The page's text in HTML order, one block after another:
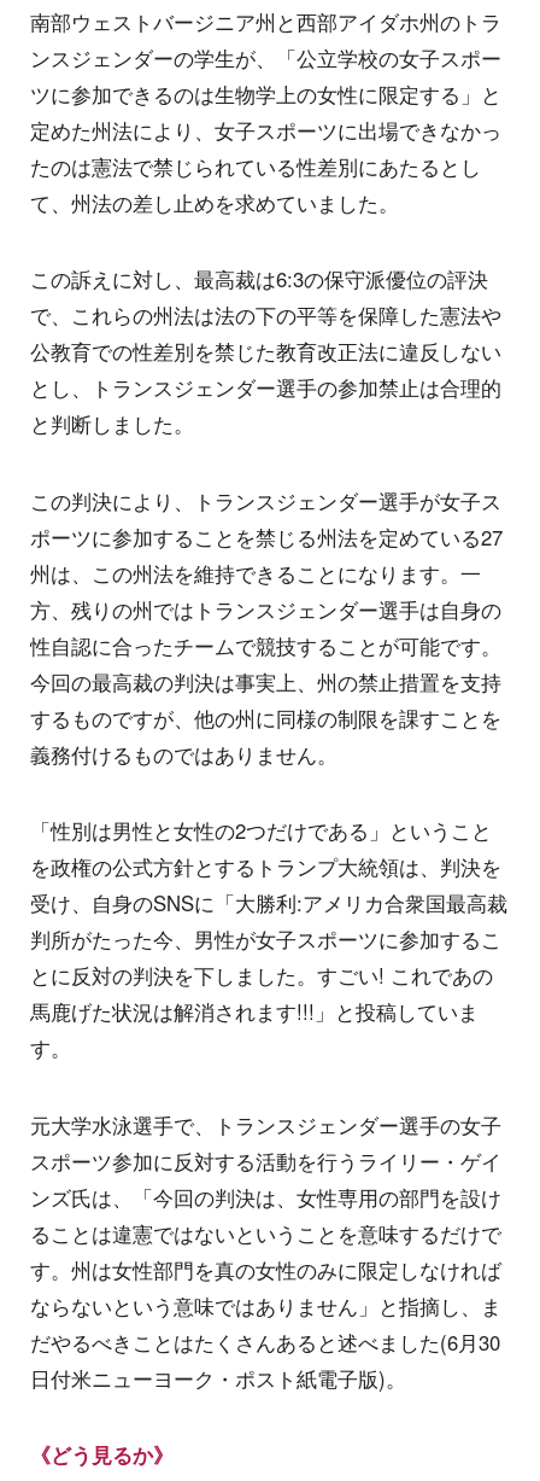
南部ウェストバージニア州と西部アイダホ州のトラ
ンスジェンダーの学生が、「公立学校の女子スポー
ツに参加できるのは生物学上の女性に限定する」と
定めた州法により、女子スポーツに出場できなかっ
たのは憲法で禁じられている性差別にあたるとし
て、州法の差し止めを求めていました。
この訴えに対し、最高裁は6:3の保守派優位の評決
で、これらの州法は法の下の平等を保障した憲法や
公教育での性差別を禁じた教育改正法に違反しない
とし、トランスジェンダー選手の参加禁止は合理的
と判断しました。
この判決により、トランスジェンダー選手が女子ス
ポーツに参加することを禁じる州法を定めている27
州は、この州法を維持できることになります。一
方、残りの州ではトランスジェンダー選手は自身の
性自認に合ったチームで競技することが可能です。
今回の最高裁の判決は事実上、州の禁止措置を支持
するものですが、他の州に同様の制限を課すことを
義務付けるものではありません。
「性別は男性と女性の2つだけである」ということ
を政権の公式方針とするトランプ大統領は、判決を
受け、自身のSNSに「大勝利:アメリカ合衆国最高裁
判所がたった今、男性が女子スポーツに参加するこ
とに反対の判決を下しました。すごい! これであの
馬鹿げた状況は解消されます!!!」と投稿していま
す。
元大学水泳選手で、トランスジェンダー選手の女子
スポーツ参加に反対する活動を行うライリー・ゲイ
ンズ氏は、「今回の判決は、女性専用の部門を設け
ることは違憲ではないということを意味するだけで
す。州は女性部門を真の女性のみに限定しなければ
ならないという意味ではありません」と指摘し、ま
だやるべきことはたくさんあると述べました(6月30
日付米ニューヨーク・ポスト紙電子版)。
《どう見るか》